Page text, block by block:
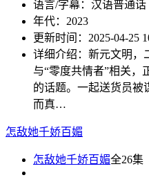
语言/字幕： 汉语普通话
年代： 2023
更新时间： 2025-04-25
详细介绍： 新元文明，
与“零度共情者”相关，
的话题。一起送货员被
而真…
怎敌她千娇百媚
怎敌她千娇百媚全26集